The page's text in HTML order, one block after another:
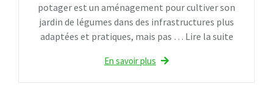
potager est un aménagement pour cultiver son
jardin de légumes dans des infrastructures plus
adaptées et pratiques, mais pas … Lire la suite
En savoir plus